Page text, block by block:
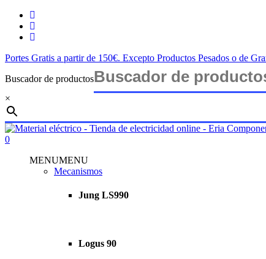
Saltar
contenido
twitter
facebook
instagram
Portes Gratis a partir de 150€. Excepto Productos Pesados o de
Buscador de productos
×
Cerrar
búsqueda
buscar
account
0
MENUMENU
Mecanismos
Jung LS990
Logus 90